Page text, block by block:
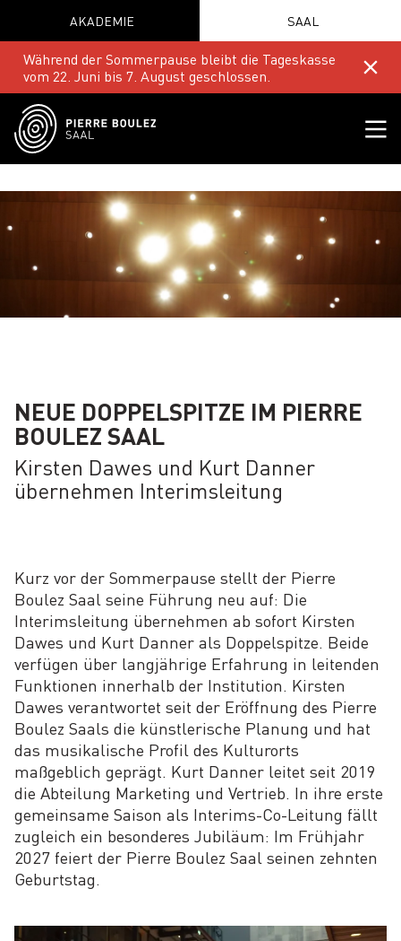
AKADEMIE SAAL
Während der Sommerpause bleibt die Tageskasse
vom 22. Juni bis 7. August geschlossen.
NEUE DOPPELSPITZE IM PIERRE
BOULEZ SAAL
Kirsten Dawes und Kurt Danner
übernehmen Interimsleitung
Kurz vor der Sommerpause stellt der Pierre
Boulez Saal seine Führung neu auf: Die
Interimsleitung übernehmen ab sofort Kirsten
Dawes und Kurt Danner als Doppelspitze. Beide
verfügen über langjährige Erfahrung in leitenden
Funktionen innerhalb der Institution. Kirsten
Dawes verantwortet seit der Eröffnung des Pierre
Boulez Saals die künstlerische Planung und hat
das musikalische Profil des Kulturorts
maßgeblich geprägt. Kurt Danner leitet seit 2019
die Abteilung Marketing und Vertrieb. In ihre erste
gemeinsame Saison als Interims-Co-Leitung fällt
zugleich ein besonderes Jubiläum: Im Frühjahr
2027 feiert der Pierre Boulez Saal seinen zehnten
Geburtstag.